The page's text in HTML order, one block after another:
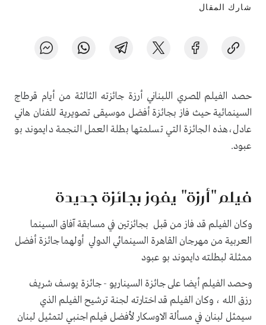
شارك المقال
حصد الفيلم المصري اللبناني أرزة جائزته الثالثة من أيام قرطاج
السينمائية حيث فاز بجائزة أفضل موسيقى تصويرية للفنان هاني
عادل،هذه الجائزة التي تسلمتها بطلة العمل النجمة دايموند بو
عبود.
فيلم "أرزة" يفوز بجائزة جديدة
وكان الفيلم قد فاز من قبل بجائزتين في مسابقة آفاق السينما
العربية من مهرجان القاهرة السينمائي الدولي أولهما جائزة أفضل
ممثلة لبطلته دايموند بو عبود
وحصد الفيلم أيضا على جائزة السيناريو - جائزة يوسف شريف
رزق الله ، وكان الفيلم قد اختارته لجنة ترشيح الفيلم الذي
سيمثل لبنان في مسألة الاوسكار لأفضل فيلم اجنبي لتمثيل لبنان